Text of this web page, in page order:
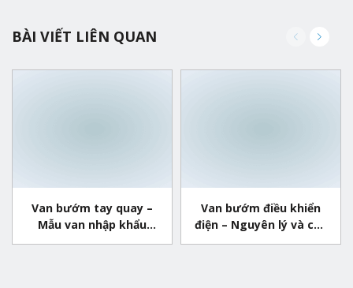
BÀI VIẾT LIÊN QUAN
bướm tay quay –
van nhập khẩu
chất lượng
Van bướm điều khiển
điện – Nguyên lý và cấu
tạo của van
khí